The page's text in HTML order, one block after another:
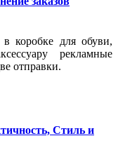
коробке для обуви,
рекламные
отправки.
Стиль и